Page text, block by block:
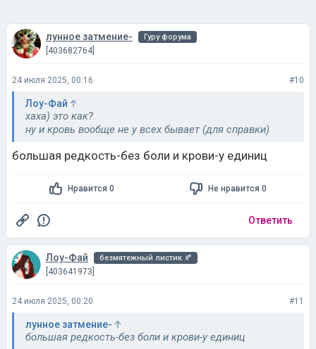
лунное затмение- Гуру форума
[403682764]
24 июля 2025, 00:16 #10
Лоу-Фай
хаха) это как?
ну и кровь вообще не у всех бывает (для справки)
большая редкость-без боли и крови-у единиц
Нравится 0 Не нравится 0
Ответить
Лоу-Фай безмятежный листик 🍂
[403641973]
24 июля 2025, 00:20 #11
лунное затмение-
большая редкость-без боли и крови-у единиц